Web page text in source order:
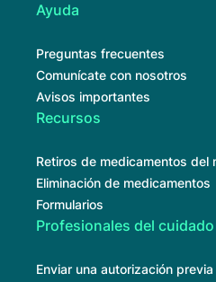
Ayuda
Preguntas frecuentes
Comunícate con nosotros
Avisos importantes
Recursos
Retiros de medicamentos del
Eliminación de medicamentos
Formularios
Profesionales del
Enviar una autorización previa